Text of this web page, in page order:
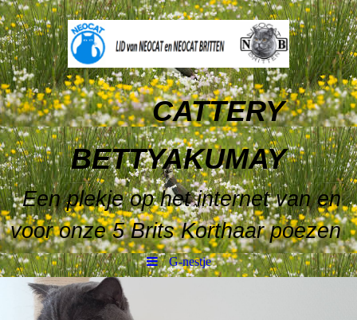
CATTERY
BETTYAKUMAY
Een plekje op het internet van en
voor onze 5 Brits Korthaar poezen
G-nestje